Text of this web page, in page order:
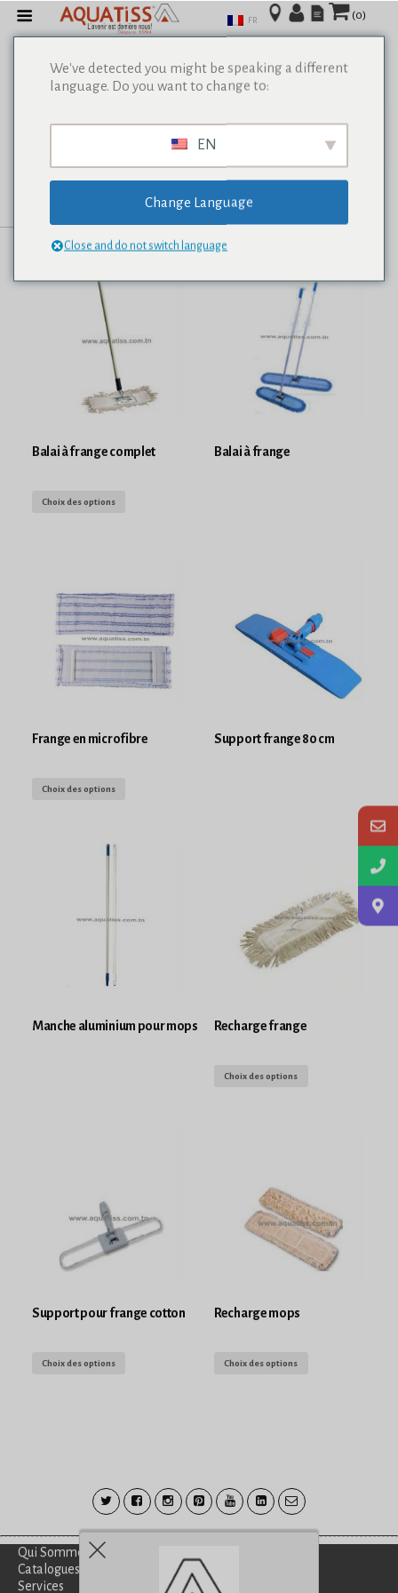
(0)
Balai à frange complet
Choix des options
Balai à frange
Frange en microfibre
Choix des options
Support frange 80 cm
Manche aluminium pour mops Recharge frange
Choix des options
Support pour frange cotton
Choix des options
Recharge mops
Choix des options
FR
We've detected you might be speaking a different
language. Do you want to change to:
EN
Change Language
Close and do not switch language
Qui Sommes-Nous?
Catalogues
Services